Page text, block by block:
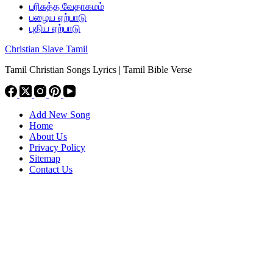
பரிசுத்த வேதாகமம்
பழைய ஏற்பாடு
புதிய ஏற்பாடு
Christian Slave Tamil
Tamil Christian Songs Lyrics | Tamil Bible Verse
Add New Song
Home
About Us
Privacy Policy
Sitemap
Contact Us